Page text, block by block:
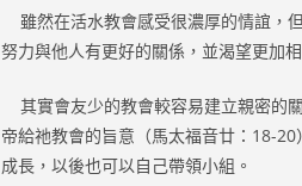
雖然在活水教會感受很濃厚的情誼，
努力與他人有更好的關係，並渴望更加
其實會友少的教會較容易建立親密的
帝給祂教會的旨意（馬太福音廿：18-
成長，以後也可以自己帶領小組。